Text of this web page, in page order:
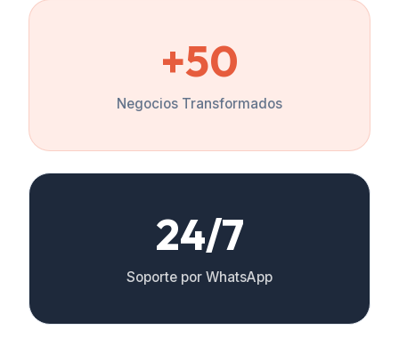
+50
Negocios Transformados
24/7
Soporte por WhatsApp